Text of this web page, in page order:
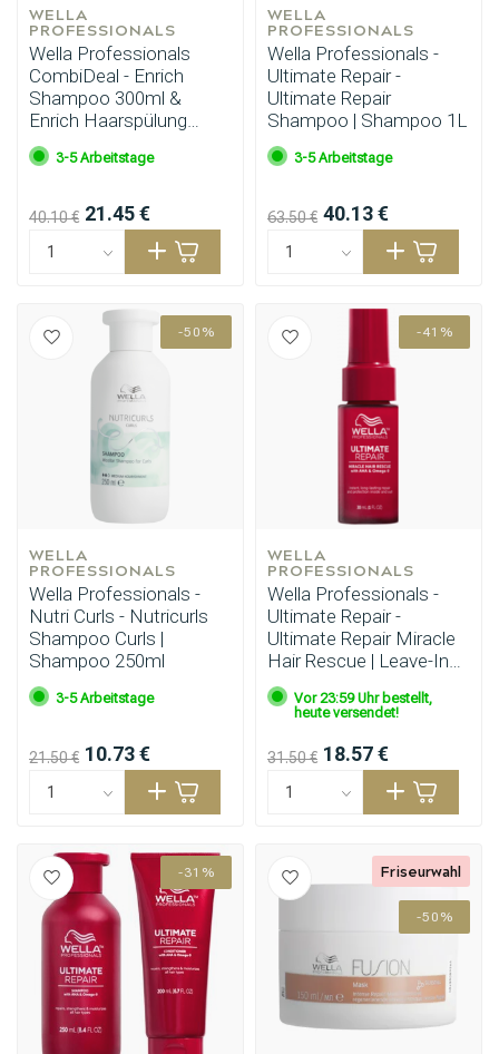
Umformung CombiDeals
WELLA
PROFESSIONALS
Wella Professionals
CombiDeal - Enrich
Shampoo 300ml &
Enrich Haarspülung
200ml
3-5 Arbeitstage
40.10 € 21.45 €
WELLA
PROFESSIONALS
Wella Professionals -
Ultimate Repair -
Ultimate Repair
Shampoo | Shampoo 1L
3-5 Arbeitstage
63.50 € 40.13 €
-50%
WELLA
PROFESSIONALS
Wella Professionals -
Nutri Curls - Nutricurls
Shampoo Curls |
Shampoo 250ml
3-5 Arbeitstage
21.50 € 10.73 €
-41%
WELLA
PROFESSIONALS
Wella Professionals -
Ultimate Repair -
Ultimate Repair Miracle
Hair Rescue | Leave-In
30ml
Vor 23:59 Uhr bestellt,
heute versendet!
31.50 € 18.57 €
-31%
-50%
Friseurwahl